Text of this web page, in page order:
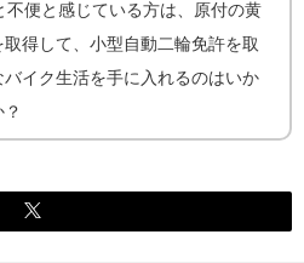
不便と感じている方は、原付の黄
得して、小型自動二輪免許を取
バイク生活を手に入れるのはいか